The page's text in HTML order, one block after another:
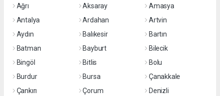
Ağrı
Aksaray
Amasya
Antalya
Ardahan
Artvin
Aydın
Balıkesir
Bartın
Batman
Bayburt
Bilecik
Bingöl
Bitlis
Bolu
Burdur
Bursa
Çanakkale
Çankırı
Çorum
Denizli